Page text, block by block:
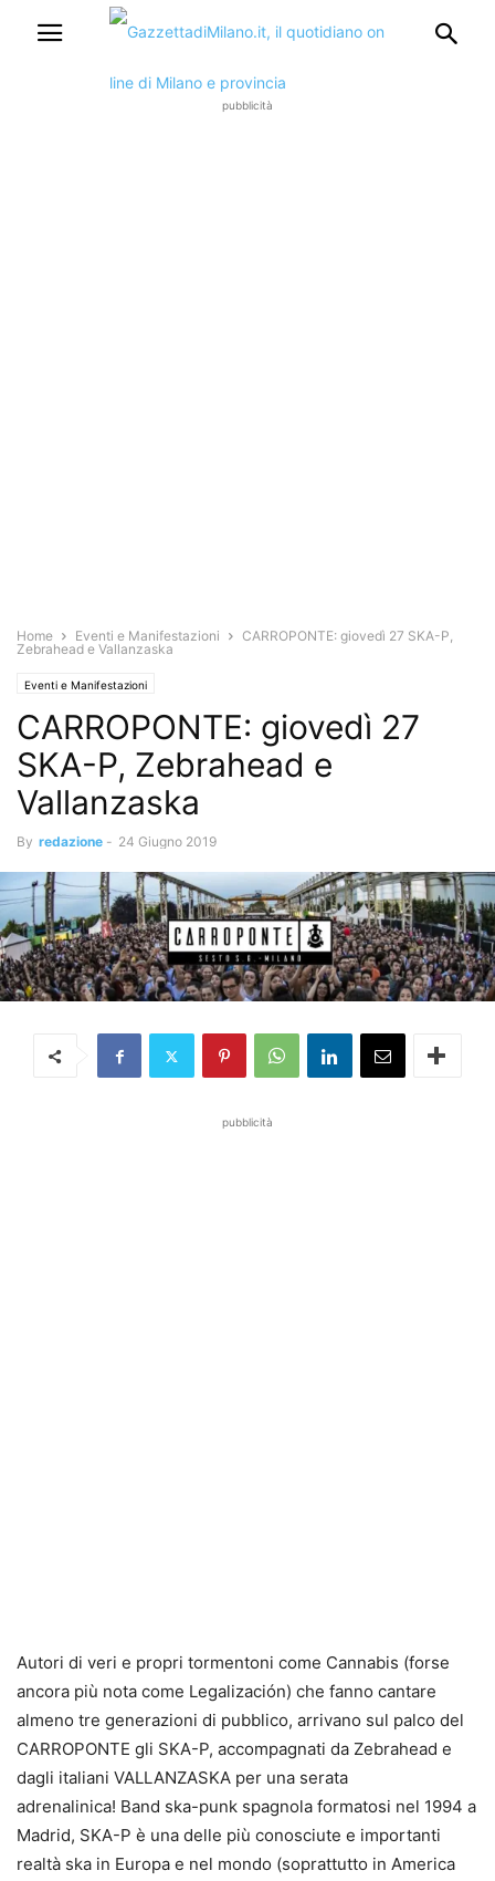
pubblicità
Home Eventi e Manifestazioni
CARROPONTE: giovedì 27 SKA-P,
Zebrahead e Vallanzaska
Eventi e Manifestazioni
CARROPONTE: giovedì 27
SKA-P, Zebrahead e
Vallanzaska
By redazione - 24 Giugno 2019
pubblicità
Autori di veri e propri tormentoni come Cannabis (forse
ancora più nota come Legalización) che fanno cantare
almeno tre generazioni di pubblico, arrivano sul palco del
CARROPONTE gli SKA-P, accompagnati da Zebrahead e
dagli italiani VALLANZASKA per una serata
adrenalinica! Band ska-punk spagnola formatosi nel 1994 a
Madrid, SKA-P è una delle più conosciute e importanti
realtà ska in Europa e nel mondo (soprattutto in America